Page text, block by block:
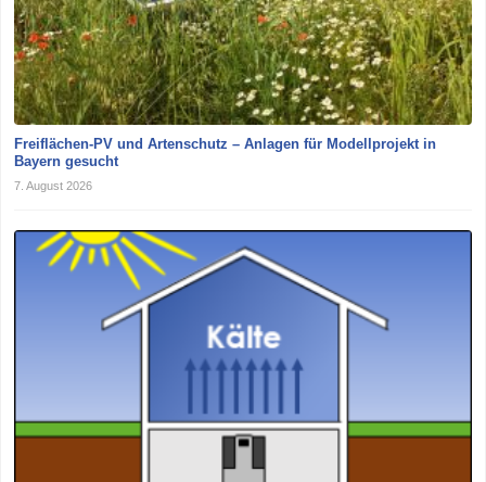
Freiflächen-PV und Artenschutz – Anlagen für Modellprojekt in
Bayern gesucht
7. August 2026